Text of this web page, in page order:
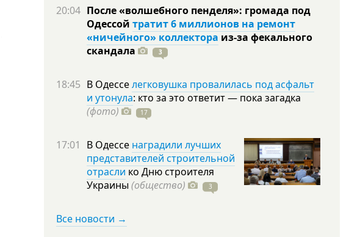
20:04 После «волшебного пенделя»: громада под
Одессой тратит 6 миллионов на ремонт
«ничейного» коллектора из-за фекального
скандала
3
18:45 В Одесселегковушка провалилась под асфальт
и утонула: кто за это ответит — пока загадка
(фото)
17
17:01 В Одессе наградили лучших
представителей строительной
отрасли ко Дню строителя
Украины (общество) 3
Все новости →